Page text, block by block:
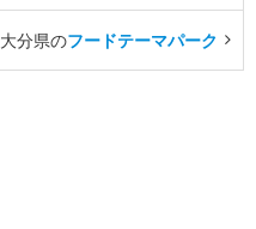
大分県のフードテーマパーク